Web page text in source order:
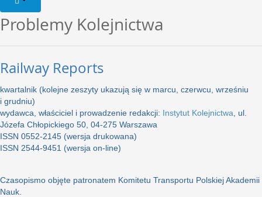
Problemy Kolejnictwa
Railway Reports
kwartalnik (kolejne zeszyty ukazują się w marcu, czerwcu, wrześniu
i grudniu)
wydawca, właściciel i prowadzenie redakcji: Instytut Kolejnictwa , ul.
Józefa Chłopickiego 50, 04-275 Warszawa
ISSN 0552-2145 (wersja drukowana)
ISSN 2544-9451 (wersja on-line)
Czasopismo objęte patronatem Komitetu Transportu Polskiej Akademii
Nauk.